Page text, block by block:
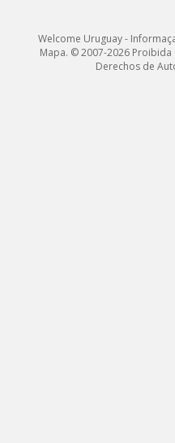
Welcome Uruguay -
Mapa. © 2007-2026
Derechos de